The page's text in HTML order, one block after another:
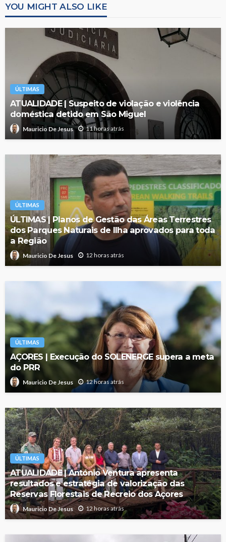
YOU MIGHT ALSO LIKE
ÚLTIMAS
ATUALIDADE | Suspeito de violação e violência
doméstica detido em São Miguel
Mauricio De Jesus 11 horas atrás
ÚLTIMAS
ÚLTIMAS | Planos de Gestão das Áreas Terrestres
dos Parques Naturais de Ilha aprovados para toda
a Região
Mauricio De Jesus 12 horas atrás
ÚLTIMAS
AÇORES | Execução do SOLENERGE supera a meta
do PRR
Mauricio De Jesus 12 horas atrás
ÚLTIMAS
ATUALIDADE | António Ventura apresenta
resultados e estratégia de valorização das
Reservas Florestais de Recreio dos Açores
Mauricio De Jesus 12 horas atrás